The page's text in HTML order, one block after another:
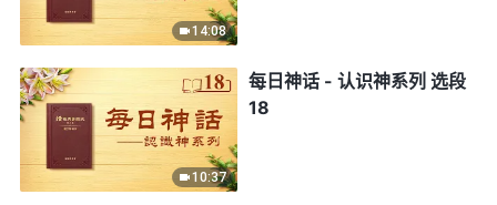
14:08
10:37
每日神话 - 认识神系列 选段
18